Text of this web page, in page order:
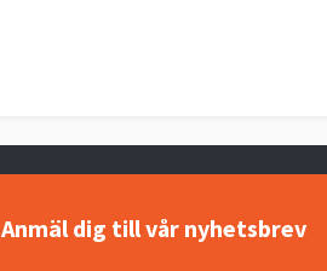
Anmäl dig till vår nyhetsbrev